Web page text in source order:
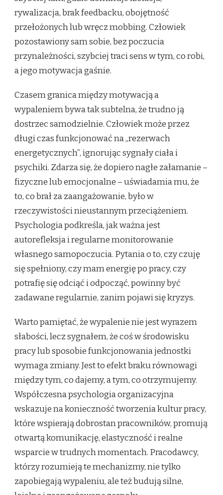
rywalizacja, brak feedbacku, obojętność
przełożonych lub wręcz mobbing. Człowiek
pozostawiony sam sobie, bez poczucia
przynależności, szybciej traci sens w tym, co robi,
a jego motywacja gaśnie.
Czasem granica między motywacją a
wypaleniem bywa tak subtelna, że trudno ją
dostrzec samodzielnie. Człowiek może przez
długi czas funkcjonować na „rezerwach
energetycznych”, ignorując sygnały ciała i
psychiki. Zdarza się, że dopiero nagłe załamanie –
fizyczne lub emocjonalne – uświadamia mu, że
to, co brał za zaangażowanie, było w
rzeczywistości nieustannym przeciążeniem.
Psychologia podkreśla, jak ważna jest
autorefleksja i regularne monitorowanie
własnego samopoczucia. Pytania o to, czy czuję
się spełniony, czy mam energię po pracy, czy
potrafię się odciąć i odpocząć, powinny być
zadawane regularnie, zanim pojawi się kryzys.
Warto pamiętać, że wypalenie nie jest wyrazem
słabości, lecz sygnałem, że coś w środowisku
pracy lub sposobie funkcjonowania jednostki
wymaga zmiany. Jest to efekt braku równowagi
między tym, co dajemy, a tym, co otrzymujemy.
Współczesna psychologia organizacyjna
wskazuje na konieczność tworzenia kultur pracy,
które wspierają dobrostan pracowników, promują
otwartą komunikację, elastyczność i realne
wsparcie w trudnych momentach. Pracodawcy,
którzy rozumieją te mechanizmy, nie tylko
zapobiegają wypaleniu, ale też budują silne,